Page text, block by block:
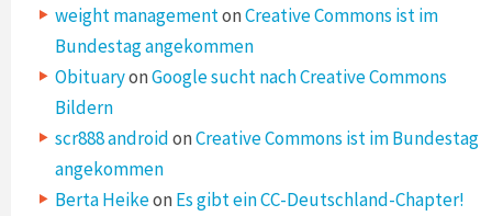
weight managementonCreative Commons ist im
Bundestag angekommen
ObituaryonGoogle sucht nach Creative Commons
Bildern
scr888 androidonCreative Commons ist im Bundestag
angekommen
Berta Heikeon Es gibt ein CC-Deutschland-Chapter!